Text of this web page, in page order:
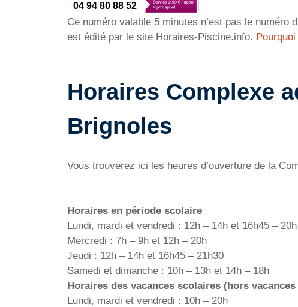
04 94 80 88 52
Ce numéro valable 5 minutes n’est pas le
est édité par le site Horaires-Piscine.info.
Horaires Complexe
Brignoles
Vous trouverez ici les heures d’ouverture de la
Horaires en période scolaire
Lundi, mardi et vendredi : 12h – 14h et 16h45 – 20h
Mercredi : 7h – 9h et 12h – 20h
Jeudi : 12h – 14h et 16h45 – 21h30
Samedi et dimanche : 10h – 13h et 14h – 18h
Horaires des vacances scolaires (hors vacances
Lundi, mardi et vendredi : 10h – 20h